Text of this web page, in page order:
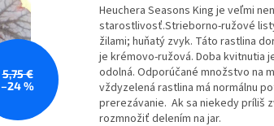
5,75 €
–24 %
Heuchera Seasons King je veľmi
starostlivosť.Strieborno-ružové
žilami; huňatý zvyk. Táto rastlina
je krémovo-ružová. Doba kvitnutia
odolná. Odporúčané množstvo na
vždyzelená rastlina má normálnu
prerezávanie. Ak sa niekedy príliš
rozmnožiť delením na jar.